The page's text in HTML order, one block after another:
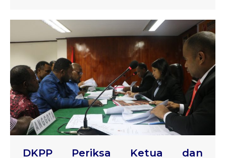
DKPP Periksa Ketua dan